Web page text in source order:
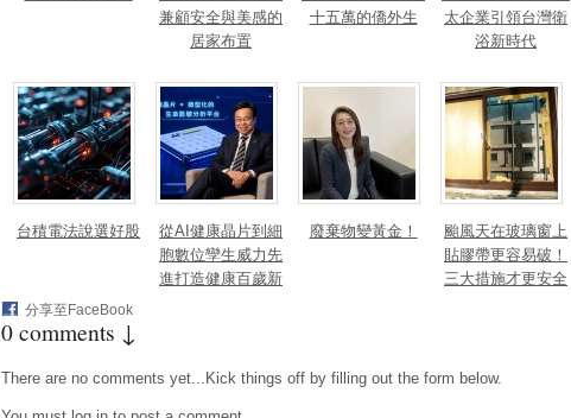
兼顧安全與美感的
居家布置
十五萬的僑外生
太企業引領台灣衛
浴新時代
台積電法說選好股
從AI健康晶片到細
胞數位孿生威力先
進打造健康百歲新
廢棄物變黃金！
颱風天在玻璃窗上
貼膠帶更容易破！
三大措施才更安全
分享至FaceBook
0 comments ↓
There are no comments yet...Kick things off by filling out the form below.